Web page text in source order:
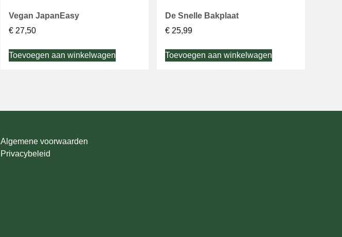
Vegan JapanEasy
€ 27,50
Toevoegen aan winkelwagen
De Snelle Bakplaat
€ 25,99
Toevoegen aan winkelwagen
Algemene voorwaarden
Privacybeleid